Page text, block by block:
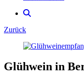
Zurück
Glühwein in